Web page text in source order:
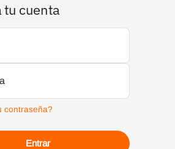
tu cuenta
contraseña?
Entrar